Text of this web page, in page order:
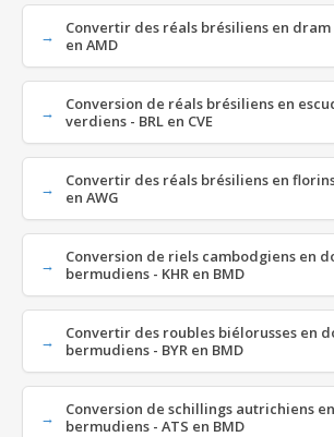
Convertir des réals brésiliens en dram
en AMD
Conversion de réals brésiliens en
verdiens - BRL en CVE
Convertir des réals brésiliens en
en AWG
Conversion de riels cambodgiens en
bermudiens - KHR en BMD
Convertir des roubles biélorusses en
bermudiens - BYR en BMD
Conversion de schillings autrichiens
bermudiens - ATS en BMD